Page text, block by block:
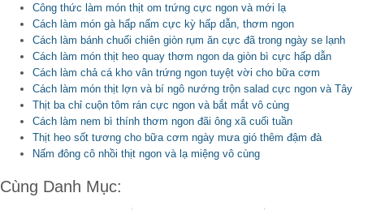
Công thức làm món thịt om trứng cực ngon và mới lạ
Cách làm món gà hấp nấm cực kỳ hấp dẫn, thơm ngon
Cách làm bánh chuối chiên giòn rụm ăn cực đã trong ngày se lạnh
Cách làm món thịt heo quay thơm ngon da giòn bì cực hấp dẫn
Cách làm chả cá kho vân trứng ngon tuyệt vời cho bữa cơm
Cách làm món thịt lợn và bí ngô nướng trộn salad cực ngon và Tây
Thịt ba chỉ cuộn tôm rán cực ngon và bắt mắt vô cùng
Cách làm nem bì thính thơm ngon đãi ông xã cuối tuần
Thịt heo sốt tương cho bữa cơm ngày mưa gió thêm đậm đà
Nấm đông cô nhồi thịt ngon và lạ miệng vô cùng
Cùng Danh Mục: